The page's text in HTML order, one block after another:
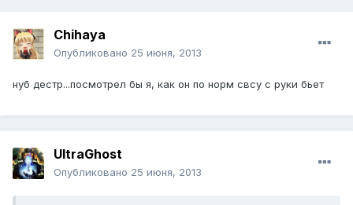
Chihaya
Опубликовано 25 июня, 2013
нуб дестр...посмотрел бы я, как он по норм свсу с руки бьет
UltraGhost
Опубликовано 25 июня, 2013